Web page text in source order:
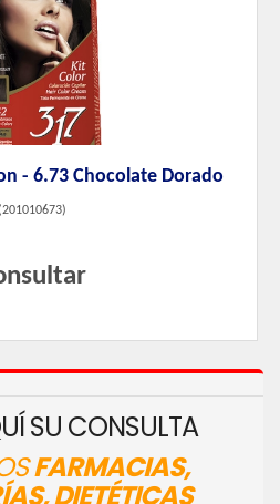
- 6.73 Chocolate Dorado
(201010673)
SU CONSULTA
FARMACIAS,
DIETÉTICAS